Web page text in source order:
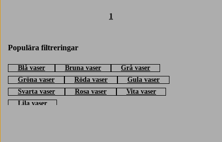
1
Populära filtreringar
Blå vaser Bruna vaser
Grå vaser
Gröna vaser
Röda vaser
Gula vaser
Svarta vaser
Rosa vaser
Vita vaser
Lila vaser